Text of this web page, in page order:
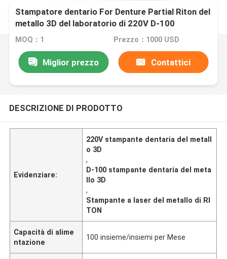
Stampatore dentario For Denture Partial Riton del
metallo 3D del laboratorio di 220V D-100
MOQ：1 Prezzo：1000 USD
Miglior prezzo Contattici
DESCRIZIONE DI PRODOTTO
Evidenziare:
220V stampante dentaria del metall
o 3D
,
D-100 stampante dentaria del meta
llo 3D
,
Stampante a laser del metallo di RI
TON
Capacità di alime
ntazione
100 insieme/insiemi per Mese